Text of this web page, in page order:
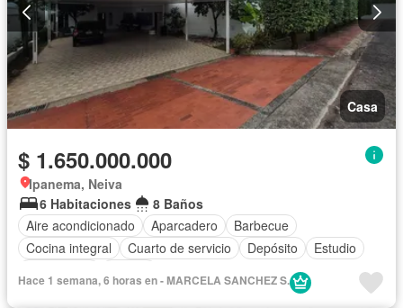
Casa
$ 1.650.000.000
Ipanema, Neiva
6 Habitaciones
8 Baños
Aire acondicionado
Aparcadero
Barbecue
Cocina integral
Cuarto de servicio Depósito
Estudio
Hace 1 semana, 6 horas en - MARCELA SANCHEZ S.